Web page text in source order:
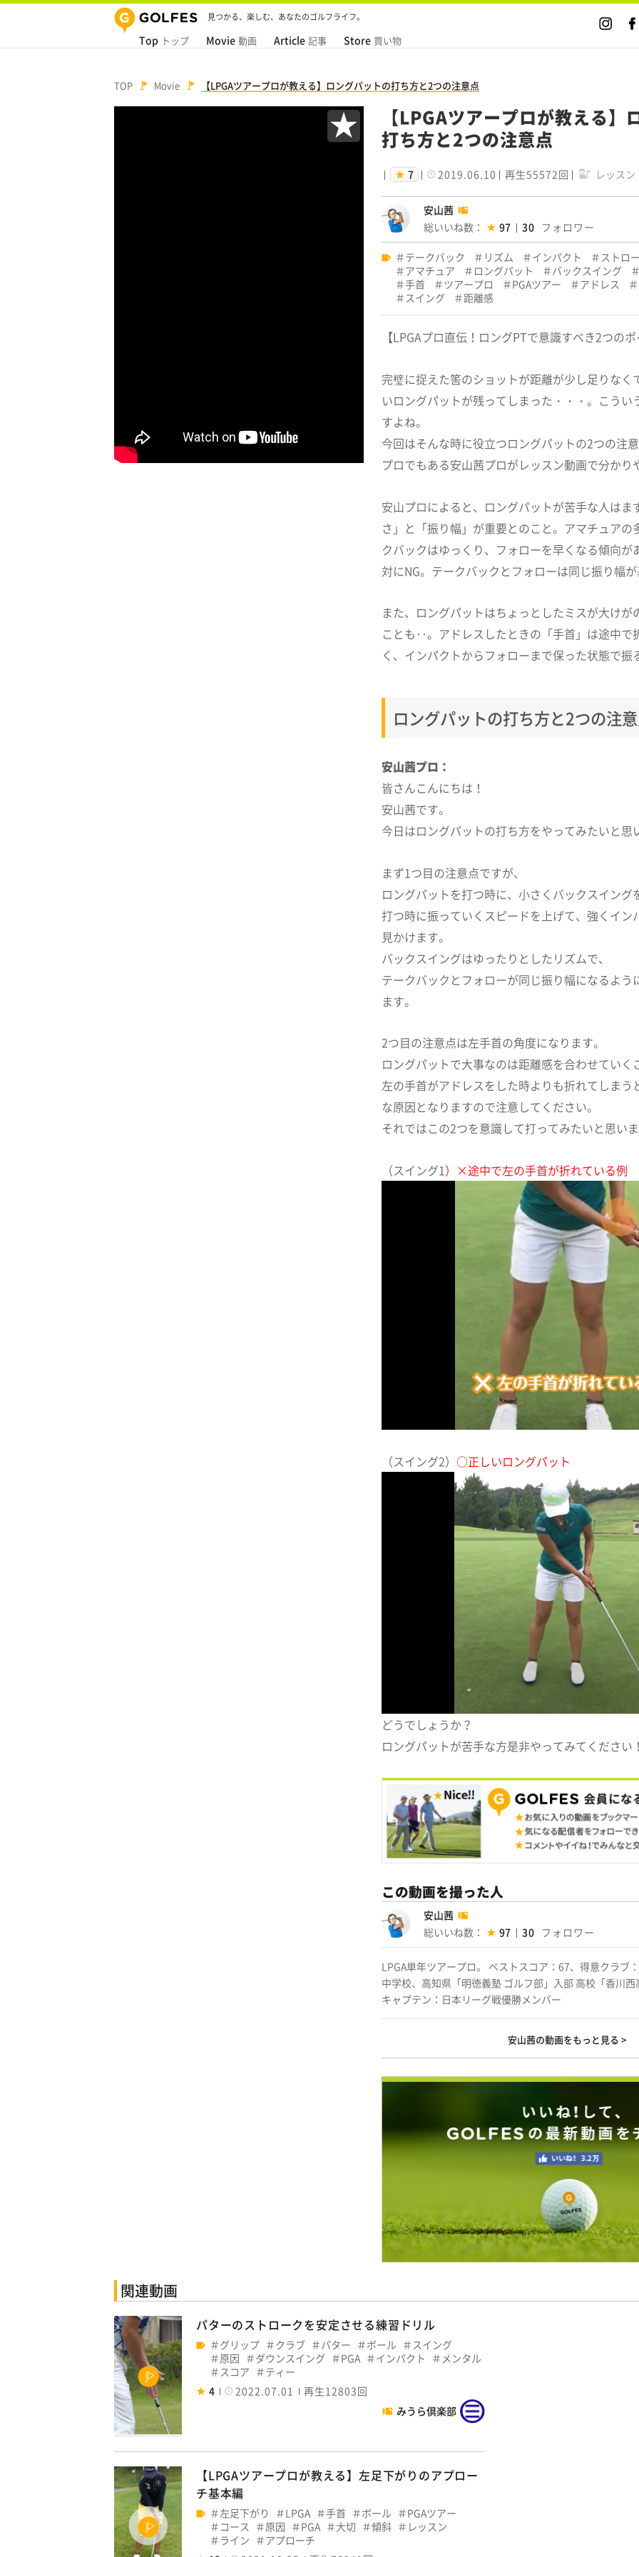
見つかる、楽しむ、あなたのゴルフライフ。
Top トップ Movie 動画 Article 記事 Store 買い物
TOP Movie 【LPGAツアープロが教える】ロングパットの打ち方と2つの注意点
★
【LPGAツアープロが教える】
打ち方と2つの注意点
7 2019.06.10 再生55572回 レッスン
安山茜
総いいね数：
97 30
テークバック リズム インパクト
ストロ
アマチュア
ロングパット
バックスイング
手首
ツアープロ PGAツアー アドレス
スイング
距離感
【LPGAプロ直伝！ロングPTで意識すべき2つの
完璧に捉えた筈のショットが距離が少し足りなく
いロングパットが残ってしまった・・・。こうい
すよね。
今回はそんな時に役立つロングパットの2つの注
プロでもある安山茜プロがレッスン動画で分かり
安山プロによると、ロングパットが苦手な人はま
さ」と「振り幅」が重要とのこと。アマチュアの
クバックはゆっくり、フォローを早くなる傾向が
対にNG。テークバックとフォローは同じ振り幅
また、ロングパットはちょっとしたミスが大けが
ことも‥。アドレスしたときの「手首」は途中で
く、インパクトからフォローまで保った状態で振
ロングパットの打ち方と2つの注
安山茜プロ：
皆さんこんにちは！
安山茜です。
今日はロングパットの打ち方をやってみたいと思
まず1つ目の注意点ですが、
ロングパットを打つ時に、小さくバックスイング
打つ時に振っていくスピードを上げて、強くイン
見かけます。
バックスイングはゆったりとしたリズムで、
テークバックとフォローが同じ振り幅になるよう
ます。
2つ目の注意点は左手首の角度になります。
ロングパットで大事なのは距離感を合わせていく
左の手首がアドレスをした時よりも折れてしまう
な原因となりますので注意してください。
それではこの2つを意識して打ってみたいと思い
（スイング1）×途中で左の手首が折れている例
（スイング2） ○正しいロングパット
どうでしょうか？
ロングパットが苦手な方是非やってみてください
この動画を撮った人
安山茜
総いいね数：
97 30
LPGA単年ツアープロ。 ベストスコア：67、得意クラブ
中学校、高知県「明徳義塾 ゴルフ部」入部 高校「香川
キャプテン：日本リーグ戦優勝メンバー
安山茜の動画をもっと見る
関連動画
パターのストロークを安定させる練習ドリル
グリップ クラブ パター ボール
スイング
原因
ダウンスイング PGA インパクト
メンタル
スコア
ティー
4
2022.07.01
再生12803回
みうら倶楽部
【LPGAツアープロが教える】左足下がりのアプロー
チ基本編
左足下がり LPGA 手首 ボール
PGAツアー
コース
原因 PGA 大切 傾斜
レッスン
ライン
アプローチ